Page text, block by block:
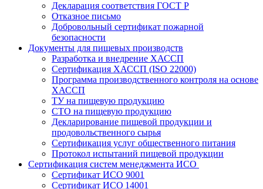
Декларация соответствия ГОСТ Р
Отказное письмо
Добровольный сертификат пожарной
безопасности
Документы для пищевых производств
Разработка и внедрение ХАССП
Сертификация ХАССП (ISO 22000)
Программа производственного контроля на основе
ХАССП
ТУ на пищевую продукцию
СТО на пищевую продукцию
Декларирование пищевой продукции и
продовольственного сырья
Сертификация услуг общественного питания
Протокол испытаний пищевой продукции
Сертификация систем менеджмента ИСО
Сертификат ИСО 9001
Сертификат ИСО 14001